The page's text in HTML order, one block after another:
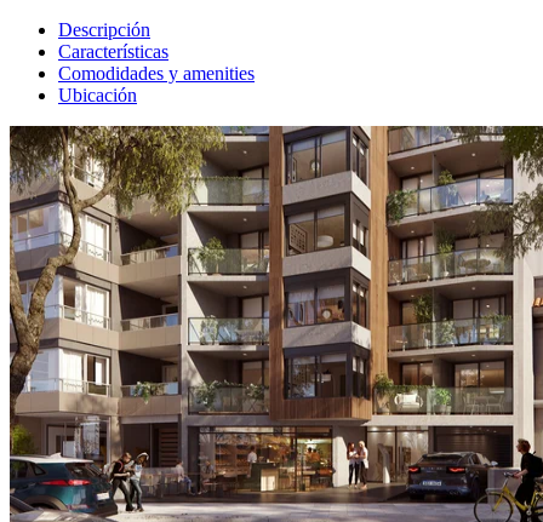
Descripción
Características
Comodidades y amenities
Ubicación